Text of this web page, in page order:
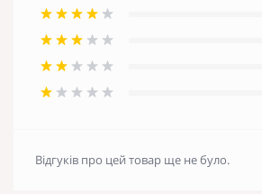
Відгуків про цей товар ще не було.